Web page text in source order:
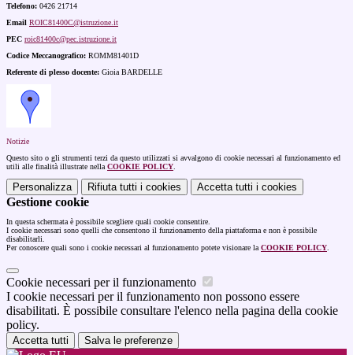
Telefono: 0426 21714
Email ROIC81400C@istruzione.it
PEC roic81400c@pec.istruzione.it
Codice Meccanografico: ROMM81401D
Referente di plesso docente: Gioia BARDELLE
Notizie
Questo sito o gli strumenti terzi da questo utilizzati si avvalgono di cookie necessari al funzionamento ed
utili alle finalità illustrate nella COOKIE POLICY
Personalizza Rifiuta tutti i cookies Accetta tutti i cookies
Gestione cookie
In questa schermata è possibile scegliere quali cookie consentire.
I cookie necessari sono quelli che consentono il funzionamento della piattaforma e non è possibile
disabilitarli.
Per conoscere quali sono i cookie necessari al funzionamento potete visionare la COOKIE POLICY
Cookie necessari per il funzionamento
I cookie necessari per il funzionamento non possono essere
disabilitati. È possibile consultare l'elenco nella pagina della cookie
policy.
Accetta tutti Salva le preferenze